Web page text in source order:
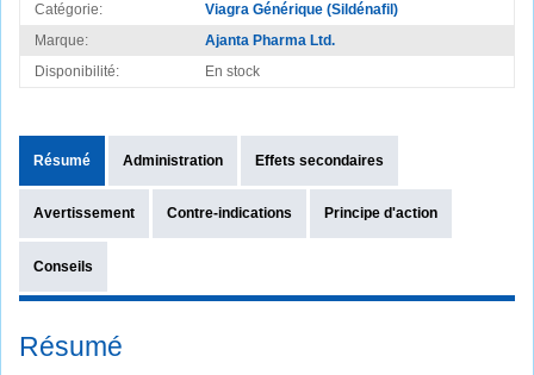
Catégorie:
Viagra Générique (Sildénafil)
Marque:
Ajanta Pharma Ltd.
Disponibilité:
En stock
Résumé Administration Effets secondaires
Avertissement Contre-indications Principe d'action
Conseils
Résumé